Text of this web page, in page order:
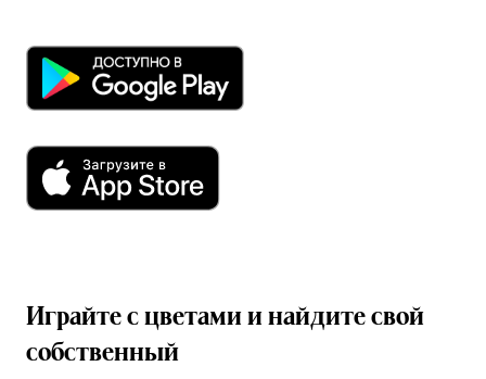
Играйте с цветами и найдите свой
собственный